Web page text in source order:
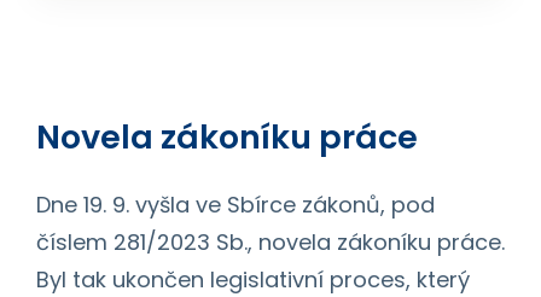
Novela zákoníku práce
Dne 19. 9. vyšla ve Sbírce zákonů, pod
číslem 281/2023 Sb., novela zákoníku práce.
Byl tak ukončen legislativní proces, který